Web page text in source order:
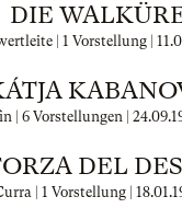
DIE
| 1 Vorstellung |
| 6 Vorstellungen |
DEL
| 1 Vorstellung |